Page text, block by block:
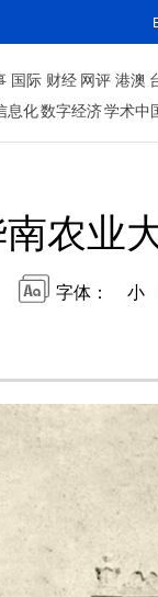
国际 财经 网评 港澳
息化数字经济学术中
农业
字体： 小